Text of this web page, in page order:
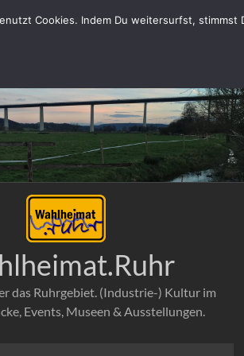
das Ruhrgebiet. (Industrie-) Kultur im
Events, Museen & Ausstellungen.
Cookies. Indem Du weitersurfst,